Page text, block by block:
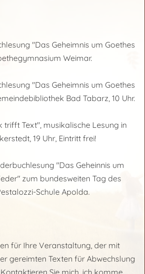
"Das Geheimnis um Goethes
Weimar.
"Das Geheimnis um Goethes
Bad Tabarz, 10 Uhr.
trifft Text", musikalische Lesung in
19 Uhr, Eintritt frei!
"Das Geheinnis um
zum bundesweiten Tag des
Schule Apolda.
für Ihre Veranstaltung, der mit
gereimten Texten für Abwechslung